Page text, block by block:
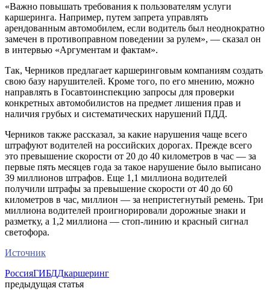
«Важно повышать требования к пользователям услуги
каршеринга. Например, путем запрета управлять
арендованным автомобилем, если водитель был неоднократно
замечен в противоправном поведении за рулем», — сказал он
в интервью «Аргументам и фактам».
Так, Черников предлагает каршеринговым компаниям создать
свою базу нарушителей. Кроме того, по его мнению, можно
направлять в Госавтоинспекцию запросы для проверки
конкретных автомобилистов на предмет лишения прав и
наличия грубых и систематических нарушений ПДД.
Черников также рассказал, за какие нарушения чаще всего
штрафуют водителей на российских дорогах. Прежде всего
это превышение скорости от 20 до 40 километров в час — за
первые пять месяцев года за такое нарушение было выписано
39 миллионов штрафов. Еще 1,1 миллиона водителей
получили штрафы за превышение скорости от 40 до 60
километров в час, миллион — за непристегнутый ремень. Три
миллиона водителей проигнорировали дорожные знаки и
разметку, а 1,2 миллиона — стоп-линию и красный сигнал
светофора.
Источник
РоссияГИБДДкаршеринг
предыдущая статья